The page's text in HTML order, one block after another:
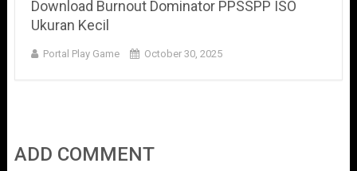
Download Burnout Dominator PPSSPP ISO
Ukuran Kecil
Portal Play Game October 30, 2025
ADD COMMENT